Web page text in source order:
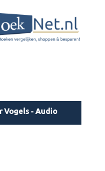
Vogels - Audio